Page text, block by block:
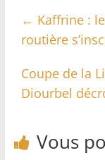
← Kaffrine :
routière
Coupe de la
Diourbel
Vous